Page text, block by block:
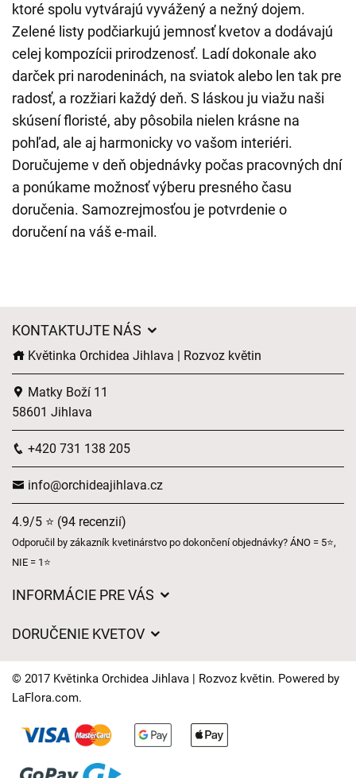
ktoré spolu vytvárajú vyvážený a nežný dojem.
Zelené listy podčiarkujú jemnosť kvetov a dodávajú
celej kompozícii prirodzenosť. Ladí dokonale ako
darček pri narodeninách, na sviatok alebo len tak pre
radosť, a rozžiari každý deň. S láskou ju viažu naši
skúsení floristé, aby pôsobila nielen krásne na
pohľad, ale aj harmonicky vo vašom interiéri.
Doručujeme v deň objednávky počas pracovných dní
a ponúkame možnosť výberu presného času
doručenia. Samozrejmosťou je potvrdenie o
doručení na váš e-mail.
KONTAKTUJTE NÁS
Květinka Orchidea Jihlava | Rozvoz květin
Matky Boží 11
58601 Jihlava
+420 731 138 205
info@orchideajihlava.cz
4.9/5 ⭐ (94 recenzií)
Odporučil by zákazník kvetinárstvo po dokončení objednávky? ÁNO = 5⭐,
NIE = 1⭐
INFORMÁCIE PRE VÁS
Časy doručenia kvetov – prehľad možností
DORUČENIE KVETOV
Kam doručujeme kvety
Kontaktujte nás
© 2017 Květinka Orchidea Jihlava | Rozvoz květin. Powered by
LaFlora.com.